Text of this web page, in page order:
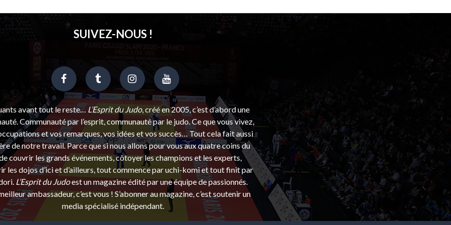
SUIVEZ-NOUS !
avant tout le reste… L’Esprit du Judo, créé en 2005, c’est d’abord une
Communauté par l’esprit, communauté par le judo. Ce que vous vivez,
et vos remarques, vos idées et vos succès… Tout cela fait aussi
de notre travail. Parce que si nous allons pour vous aux quatre coins du
couvrir les grands événements, côtoyer les champions et les experts,
les dojos d’ici et d’ailleurs, tout commence par uchi-komi et tout finit par
L’Esprit du Judoest un magazine édité par une équipe de passionnés.
ambassadeur, c’est vous ! S’abonner au magazine, c’est soutenir un
media spécialisé indépendant.